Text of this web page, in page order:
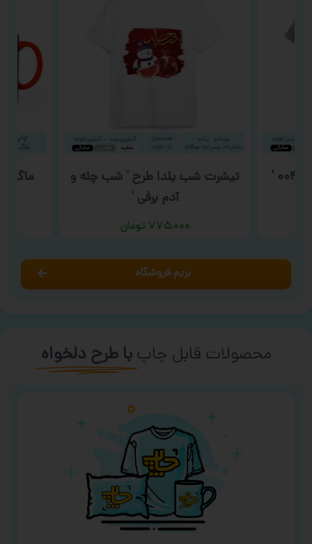
تیشرت شب یلدا طرح ‘ شب چله و
آدم برفی ‘
۷۷۵,۰۰۰ تومان
ماگ شب
بریم فروشگاه
محصولات قابل چاپ با طرح دلخواه